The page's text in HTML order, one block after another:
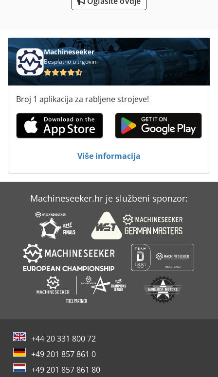
Spremnik Za Vodu
Sps
St Ispis Sustavi
Sustav Spremnika Dizel
Sustav Za Doziranje
Sustav Za Hranjenje
Machineseeker
Besplatno u trgovini
Broj 1 aplikacija za rabljene strojeve!
Više informacija
Machineseeker.hr je službeni sponzor:
+44 20 331 800 72
+49 201 857 861 0
+49 201 857 861 80